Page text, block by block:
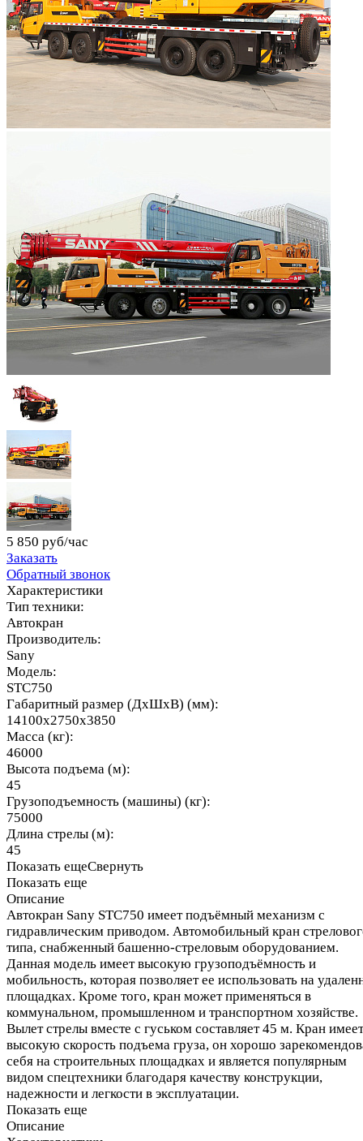
5 850 руб/час
Заказать
Обратный звонок
Характеристики
Тип техники:
Автокран
Производитель:
Sany
Модель:
STC750
Габаритный размер (ДхШхВ) (мм):
14100x2750x3850
Масса (кг):
46000
Высота подъема (м):
45
Грузоподъемность (машины) (кг):
75000
Длина стрелы (м):
45
Показать ещеСвернуть
Показать еще
Описание
Автокран Sany STC750 имеет подъёмный механизм с
гидравлическим приводом. Автомобильный кран
типа, снабженный башенно-стреловым оборудованием.
Данная модель имеет высокую грузоподъёмность и
мобильность, которая позволяет ее использовать на
площадках. Кроме того, кран может применяться в
коммунальном, промышленном и транспортном хозяйстве.
Вылет стрелы вместе с гуськом составляет 45 м. Кран имеет
высокую скорость подъема груза, он хорошо
себя на строительных площадках и является популярным
видом спецтехники благодаря качеству конструкции,
надежности и легкости в эксплуатации.
Показать еще
Описание